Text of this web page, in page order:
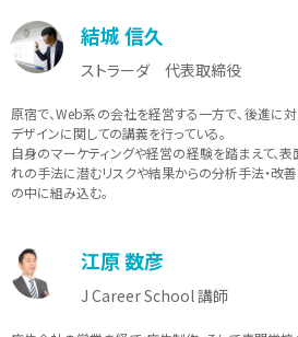
結城 信久
ストラーダ 代表取締役
原宿で、Web系の会社を経営する一方で、後進に対
デザインに関しての講義を行っている。
自身のマーケティングや経営の経験を踏まえて、
れの手法に潜むリスクや結果からの分析手法・改
の中に組み込む。
江原 数彦
J Career School 講師